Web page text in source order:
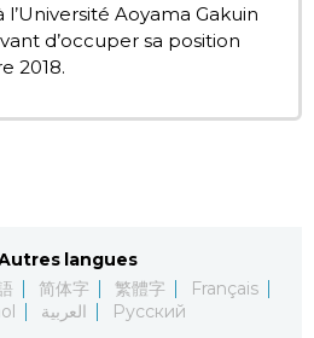
Aoyama Gakuin
d’occuper sa position
2018.
langues
简体字 繁體字
Français
العربية Русский